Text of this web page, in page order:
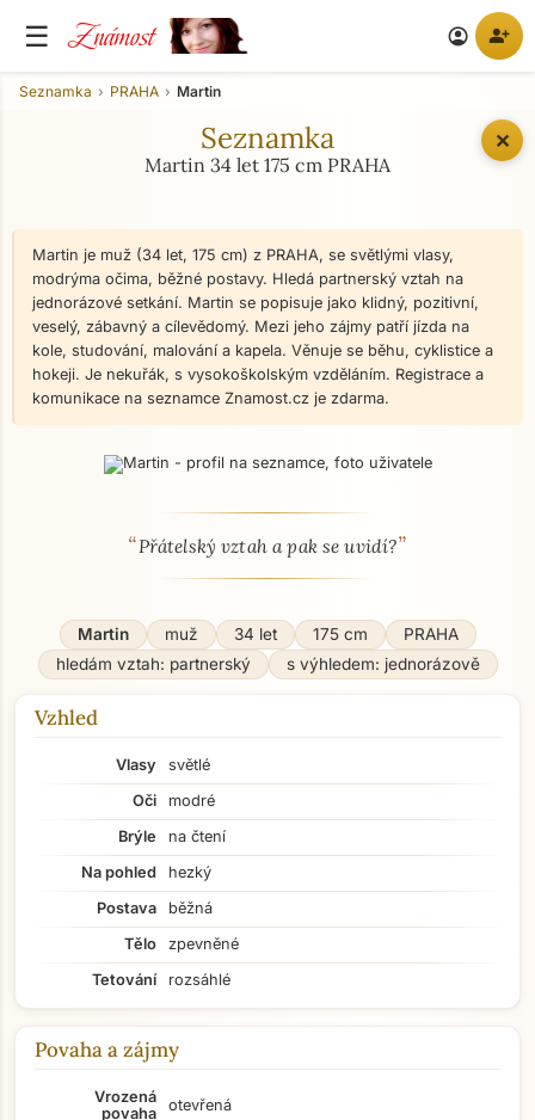
☰ Známost account_circle person_add
✕
Seznamka PRAHA Martin
Seznamka
Martin 34 let 175 cm PRAHA
Martin je muž (34 let, 175 cm) z PRAHA, se světlými vlasy,
modrýma očima, běžné postavy. Hledá partnerský vztah na
jednorázové setkání. Martin se popisuje jako klidný, pozitivní,
veselý, zábavný a cílevědomý. Mezi jeho zájmy patří jízda na
kole, studování, malování a kapela. Věnuje se běhu, cyklistice a
hokeji. Je nekuřák, s vysokoškolským vzděláním. Registrace a
komunikace na seznamce Znamost.cz je zdarma.
O mně - seznamka profil
“Přátelský vztah a pak se uvidí?”
Martin muž 34 let 175 cm
PRAHA
hledám vztah: partnerský
s výhledem: jednorázově
Vzhled
Vlasy
světlé
Oči
modré
Brýle
na čtení
Na pohled
hezký
Postava
běžná
Tělo
zpevněné
Tetování
rozsáhlé
Povaha a zájmy
Vrozená
povaha
otevřená